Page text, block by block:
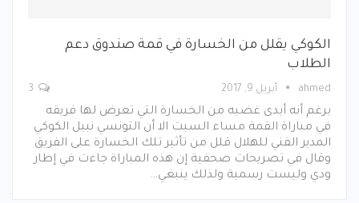
الكوكي يقلل من الخسارة في قمة صندوق دعم
الطلاب
ahmed أبريل 9, 2017
برغم أنه أبدى غضبه من الخسارة التي تعرض لها فريقه
في مباراة القمة مساء السبت الا أن التونسي نبيل الكوكي
المدير الفني للهلال قلل من تأثير تلك الخسارة على الفريق
وقال في تصريحات صحفية إن هذه المباراة جاءت في إطار
ودي وليست رسمية ولذلك ينبغي…